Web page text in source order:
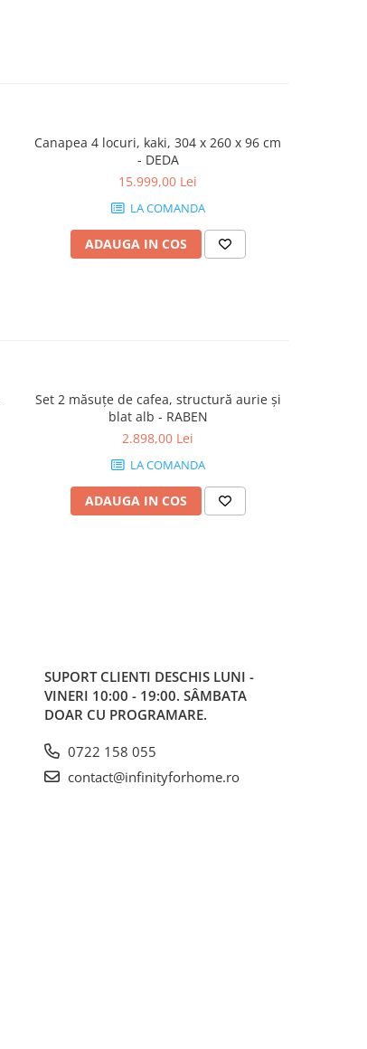
Canapea 4 locuri, kaki, 304 x 260 x 96 cm
- DEDA
15.999,00 Lei
LA COMANDA
ADAUGA IN COS
Set 2 măsuțe de cafea, structură aurie și
blat alb - RABEN
2.898,00 Lei
LA COMANDA
ADAUGA IN COS
SUPORT CLIENTI DESCHIS LUNI -
VINERI 10:00 - 19:00. SÂMBATA
DOAR CU PROGRAMARE.
0722 158 055
contact@infinityforhome.ro